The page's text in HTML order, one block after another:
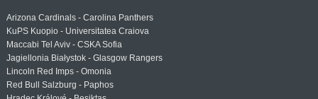
Arizona Cardinals - Carolina Panthers
KuPS Kuopio - Universitatea Craiova
Maccabi Tel Aviv - CSKA Sofia
Jagiellonia Białystok - Glasgow Rangers
Lincoln Red Imps - Omonia
Red Bull Salzburg - Paphos